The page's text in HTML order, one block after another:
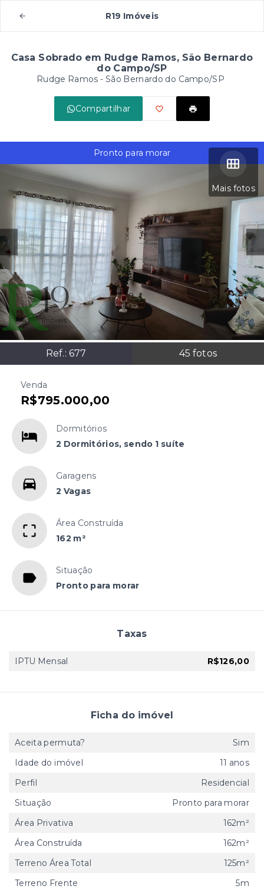
R19 Imóveis
Casa Sobrado em Rudge Ramos, São Bernardo
do Campo/SP
Rudge Ramos - São Bernardo do Campo/SP
Compartilhar
Mais fotos
Ref.: 677 45 fotos
Pronto para morar
Venda
R$795.000,00
Dormitórios
2 Dormitórios, sendo 1 suíte
Garagens
2 Vagas
Área Construída
162 m²
Situação
Pronto para morar
Taxas
IPTU Mensal R$126,00
Ficha do imóvel
Aceita permuta?
Sim
Idade do imóvel
11 anos
Perfil
Residencial
Situação
Pronto para morar
Área Privativa
162m²
Área Construída
162m²
Terreno Área Total
125m²
Terreno Frente
5m